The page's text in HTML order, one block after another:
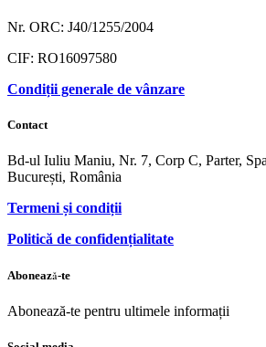
Nr. ORC: J40/1255/2004
CIF: RO16097580
Condiții generale de vânzare
Contact
Bd-ul Iuliu Maniu, Nr. 7, Corp C, Parter,
București, România
Termeni și condiții
Politică de confidențialitate
Abonează-te
Abonează-te pentru ultimele informații